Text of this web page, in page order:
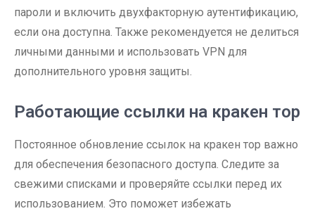
пароли и включить двухфакторную аутентификацию,
если она доступна. Также рекомендуется не делиться
личными данными и использовать VPN для
дополнительного уровня защиты.
Работающие ссылки на кракен тор
Постоянное обновление ссылок на кракен тор важно
для обеспечения безопасного доступа. Следите за
свежими списками и проверяйте ссылки перед их
использованием. Это поможет избежать